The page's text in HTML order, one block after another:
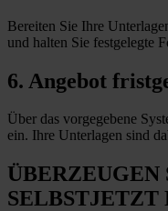
Bereiten Sie Ihre
und halten Sie festgelegte
6. Angebot
Über das vorgegebene
ein. Ihre Unterlagen sind
ÜBERZEUGEN
SELBSTJETZT